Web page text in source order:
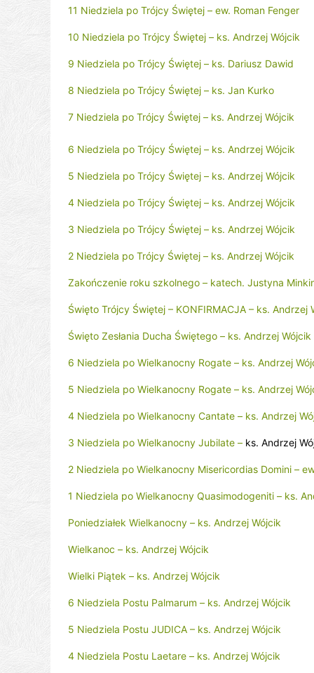
11 Niedziela po Trójcy Świętej – ew. Roman Fenger
10 Niedziela po Trójcy Świętej – ks. Andrzej Wójcik
9 Niedziela po Trójcy Świętej – ks. Dariusz Dawid
8 Niedziela po Trójcy Świętej – ks. Jan Kurko
7 Niedziela po Trójcy Świętej – ks. Andrzej Wójcik
6 Niedziela po Trójcy Świętej – ks. Andrzej Wójcik
5 Niedziela po Trójcy Świętej – ks. Andrzej Wójcik
4 Niedziela po Trójcy Świętej – ks. Andrzej Wójcik
3 Niedziela po Trójcy Świętej – ks. Andrzej Wójcik
2 Niedziela po Trójcy Świętej – ks. Andrzej Wójcik
Zakończenie roku szkolnego – katech. Justyna
Święto Trójcy Świętej – KONFIRMACJA – ks. Andrzej
Święto Zesłania Ducha Świętego – ks. Andrzej Wójcik
6 Niedziela po Wielkanocny Rogate – ks. Andrzej
5 Niedziela po Wielkanocny Rogate – ks. Andrzej
4 Niedziela po Wielkanocny Cantate – ks. Andrzej
3 Niedziela po Wielkanocny Jubilate – ks. Andrzej
2 Niedziela po Wielkanocny Misericordias Domini –
1 Niedziela po Wielkanocny Quasimodogeniti – ks.
Poniedziałek Wielkanocny – ks. Andrzej Wójcik
Wielkanoc – ks. Andrzej Wójcik
Wielki Piątek – ks. Andrzej Wójcik
6 Niedziela Postu Palmarum – ks. Andrzej Wójcik
5 Niedziela Postu JUDICA – ks. Andrzej Wójcik
4 Niedziela Postu Laetare – ks. Andrzej Wójcik